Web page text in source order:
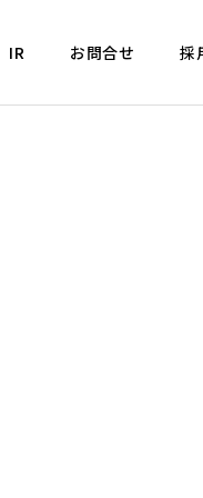
IR お問合せ 採